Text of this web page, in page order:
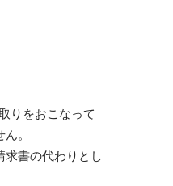
りをおこなって
。
求書の代わりとし